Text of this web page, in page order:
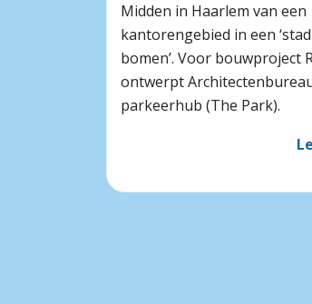
Midden in Haarlem van een
kantorengebied in een
bomen’. Voor bouwproject
ontwerpt
parkeerhub (The Park).